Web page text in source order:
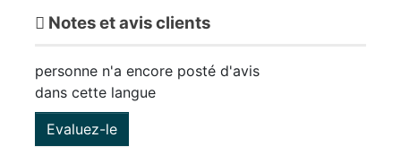
Notes et avis clients
personne n'a encore posté d'avis
dans cette langue
Evaluez-le